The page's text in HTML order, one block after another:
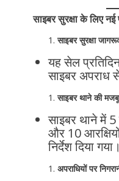
साइबर सुरक्षा के लिए
साइबर सुरक्षा
यह सेल
साइबर अपराध
साइबर थाने की
साइबर थाने में 5
और 10
निर्देश दिया गया।
अपराधियों पर